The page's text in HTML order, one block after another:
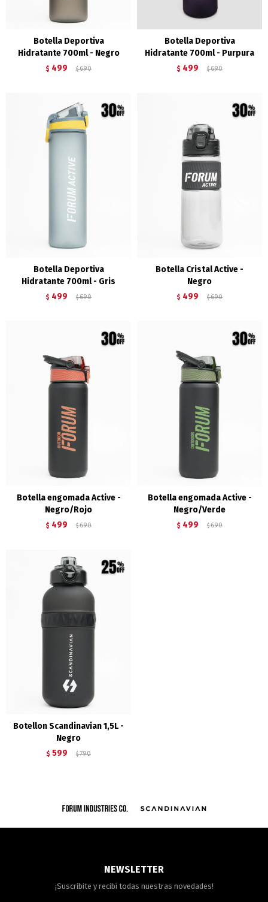
Botella Deportiva
Hidratante 700ml - Negro
$ 499 $ 690
Botella Deportiva
Hidratante 700ml - Purpura
$ 499 $ 690
Botella Deportiva
Hidratante 700ml - Gris
$ 499 $ 690
Botella Cristal Active -
Negro
$ 499 $ 690
Botella engomada Active -
Negro/Rojo
$ 499 $ 690
Botella engomada Active -
Negro/Verde
$ 499 $ 690
Botellon Scandinavian 1,5L -
Negro
$ 599 $ 790
NEWSLETTER
¡Suscribite y recibí todas nuestras novedades!